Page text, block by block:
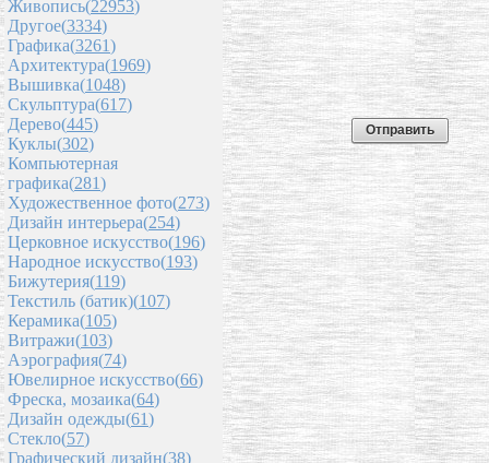
Живопись(22953)
Другое(3334)
Графика(3261)
Архитектура(1969)
Вышивка(1048)
Скульптура(617)
Дерево(445)
Куклы(302)
Компьютерная
графика(281)
Художественное фото(273)
Дизайн интерьера(254)
Церковное искусство(196)
Народное искусство(193)
Бижутерия(119)
Текстиль (батик)(107)
Керамика(105)
Витражи(103)
Аэрография(74)
Ювелирное искусство(66)
Фреска, мозаика(64)
Дизайн одежды(61)
Стекло(57)
Графический дизайн(38)